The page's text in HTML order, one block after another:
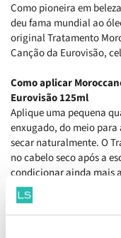
Como pioneira em
deu fama mundial ao
original Tratamento
Canção da Eurovisão,
Como aplicar
Eurovisão 125ml
Aplique uma pequena
enxugado, do meio para
secar naturalmente. O
no cabelo seco após a
condicionar ainda mais
Ingredientes
Com uma infusão de